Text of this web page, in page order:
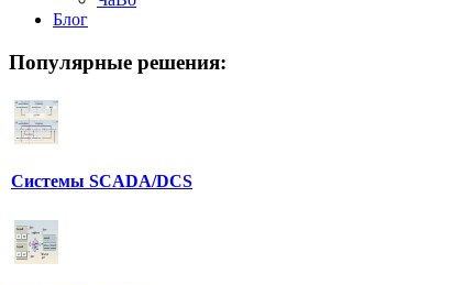
Блог
Популярные решения:
Системы SCADA/DCS